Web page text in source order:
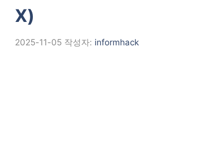
X)
2025-11-05 작성자: informhack